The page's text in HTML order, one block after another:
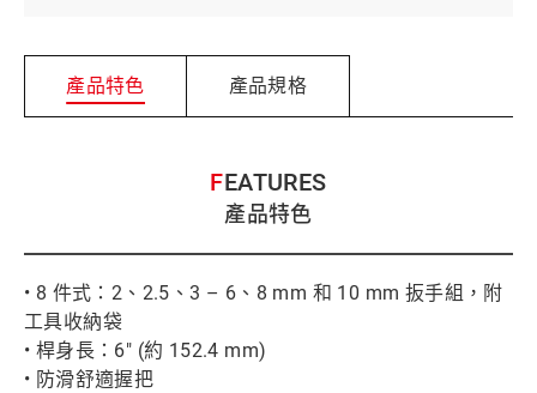
產品特色 產品規格
FEATURES
產品特色
• 8 件式：2、2.5、3 – 6、8 mm 和 10 mm 扳手組，附
工具收納袋
• 桿身長：6" (約 152.4 mm)
• 防滑舒適握把